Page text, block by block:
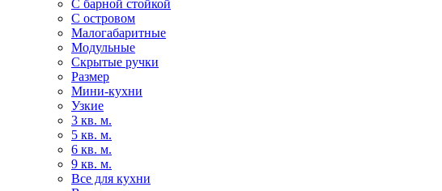
С барной стойкой
С островом
Малогабаритные
Модульные
Скрытые ручки
Размер
Мини-кухни
Узкие
3 кв. м.
5 кв. м.
6 кв. м.
9 кв. м.
Все для кухни